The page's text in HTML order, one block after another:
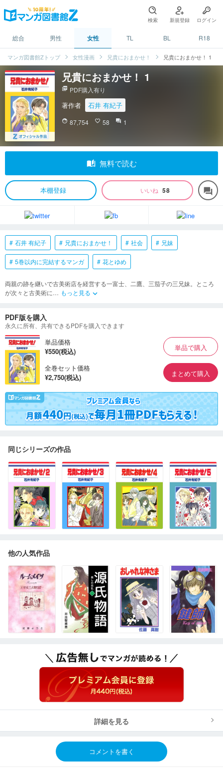
検索 新規登録 ログイン
総合 男性 女性 TL BL R18
マンガ図書館Zトップ 女性漫画 兄貴におまかせ！ 兄貴におまかせ！ 1
兄貴におまかせ！ 1
picture_as_pdf PDF購入有り
著作者 石井 有紀子
face 87,754 favorite_border 58 question_answer 1
auto_stories 無料で読む
本棚登録 いいね 58 forum
石井 有紀子 兄貴におまかせ！ 社会 兄妹
5巻以内に完結するマンガ 花とゆめ
両親の跡を継いで古美術店を経営する一富士、二鷹、三茄子の三兄妹。ところ
が次々と古美術に… もっと見る keyboard_arrow_down
PDF版を購入
永久に所有、共有できるPDFを購入できます
単品価格
¥550(税込)
単品で購入
全巻セット価格
¥2,750(税込)
まとめて購入
同じシリーズの作品
他の人気作品
詳細を見る
コメントを書く